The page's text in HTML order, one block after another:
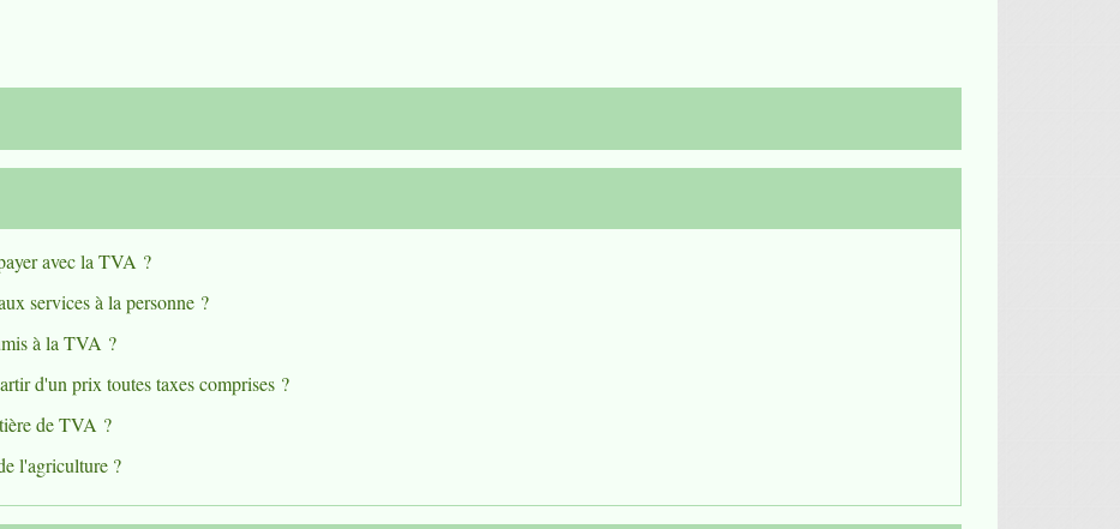
avec la TVA ?
services à la personne ?
à la TVA ?
d'un prix toutes taxes comprises ?
de TVA ?
l'agriculture ?